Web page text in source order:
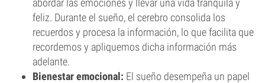
abordar las emociones y llevar una vida tranquila y
feliz. Durante el sueño, el cerebro consolida los
recuerdos y procesa la información, lo que facilita que
recordemos y apliquemos dicha información más
adelante.
Bienestar emocional: El sueño desempeña un papel